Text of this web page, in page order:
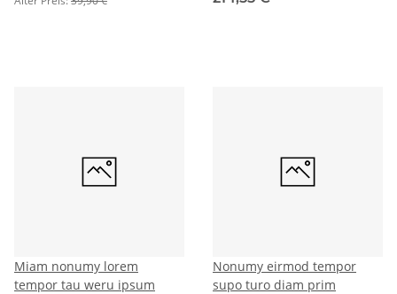
Miam nonumy lorem
tempor tau weru ipsum
Nonumy eirmod tempor
supo turo diam prim